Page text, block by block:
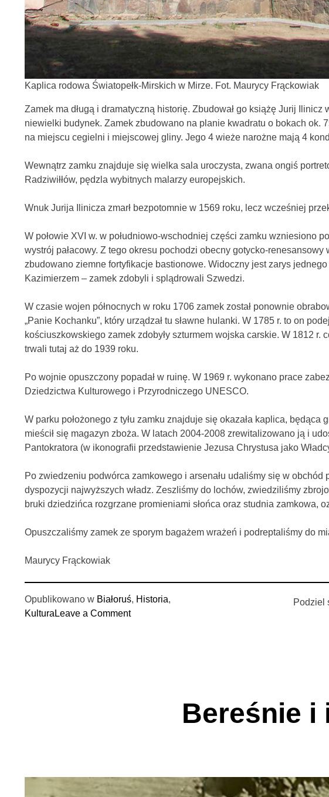
Kaplica rodowa Światopełk-Mirskich w Mirze. Fot. Maurycy Frąckowiak
Zamek ma długą i dramatyczną historię. Zbudował go książę Jurij
niewielki budynek. Zamek zbudowano na planie kwadratu o bokach ok.
na miejscu cegielni i miejscowej gliny. Jego 4 wieże narożne mają 4
Wewnątrz zamku znajduje się wielka sala uroczysta, zwana ongiś
Radziwiłłów, pędzla wybitnych malarzy europejskich.
Wnuk Jurija Ilinicza zmarł bezpotomnie w 1569 roku, lecz wcześniej
W połowie XVI w. w południowo-wschodniej części zamku wzniesiono
wystrój pałacowy. Z tego okresu pochodzi obecny gotycko-
zbudowano ziemne fortyfikacje bastionowe. Widoczny jest zarys
Kazimierzem – zamek zdobyli i splądrowali Szwedzi.
W czasie wojen północnych w roku 1706 zamek został ponownie
„Panie Kochanku”, który urządzał tu sławne hulanki. W 1785 r. to on
kościuszkowskiego zamek zdobyły szturmem wojska carskie. W 1812
trwali tutaj aż do 1939 roku.
Po wojnie opuszczony popadał w ruinę. W 1969 r. wykonano prace
Dziedzictwa Kulturowego i Przyrodniczego UNESCO.
W parku położonego z tyłu zamku znajduje się okazała kaplica,
mieścił się magazyn zboża. W latach 2004-2008 zrewitalizowano ją i
Pantokratora (w ikonografii przedstawienie Jezusa Chrystusa jako
Po zwiedzeniu podwórca zamkowego i arsenału udaliśmy się w
dyspozycji najwyższych władz. Zeszliśmy do lochów, zwiedziliśmy
bruki dziedzińca rozgrzane promieniami słońca oraz studnia zamkowa,
Opuszczaliśmy zamek ze sporym bagażem wrażeń i podreptaliśmy do
Maurycy Frąckowiak
Opublikowano w Białoruś, Historia,
Kultura Leave a Commenton
Podziel
Bereśnie i